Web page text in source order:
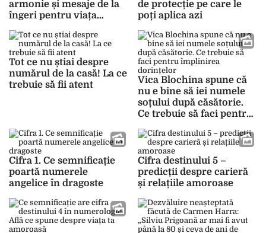
armonie și mesaje de la
îngeri pentru viața
de protecție pe care le
poți aplica azi
Tot ce nu știai despre
numărul de la casă! La ce
trebuie să fii atent
Vica Blochina spune că
nu e bine să iei numele
soțului după căsătorie.
Ce trebuie să faci pentru
Cifra 1. Ce semnificație
poartă numerele
angelice în dragoste
Cifra destinului 5 –
predicții despre carieră
și relațiile amoroase